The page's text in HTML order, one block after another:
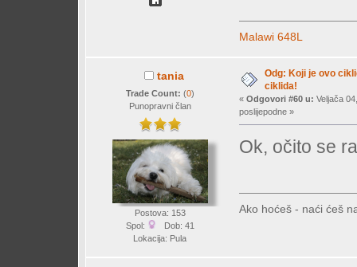
Malawi 648L
tania
Trade Count: (0)
Punopravni član
Postova: 153
Spol:
Dob: 41
Lokacija: Pula
Odg: Koji je ovo
ciklida!
« Odgovori #60 u: Veljača
poslijepodne »
Ok, očito se
Ako hoćeš - naći ćeš